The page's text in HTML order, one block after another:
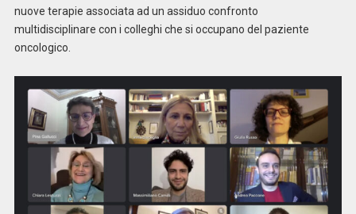
nuove terapie associata ad un assiduo confronto
multidisciplinare con i colleghi che si occupano del paziente
oncologico.